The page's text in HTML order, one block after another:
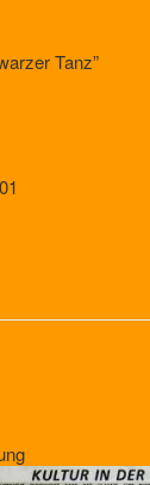
Tanz”